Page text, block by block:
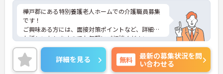
樺戸郡にある特別養護老人ホームでの介護職員募集
です！
ご興味ある方には、面接対策ポイントなど、詳細を
お話しいたしますのでお気軽にご相談ください。
詳細を見る 無料
最新の募集状況を問
い合わせる